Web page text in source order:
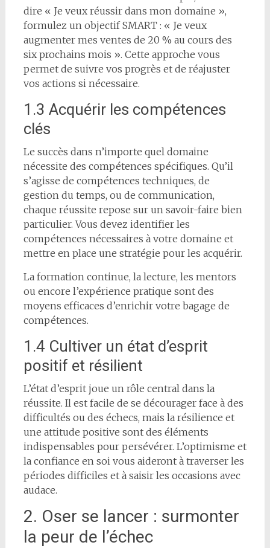
dire « Je veux réussir dans mon domaine »,
formulez un objectif SMART : « Je veux
augmenter mes ventes de 20 % au cours des
six prochains mois ». Cette approche vous
permet de suivre vos progrès et de réajuster
vos actions si nécessaire.
1.3 Acquérir les compétences
clés
Le succès dans n’importe quel domaine
nécessite des compétences spécifiques. Qu’il
s’agisse de compétences techniques, de
gestion du temps, ou de communication,
chaque réussite repose sur un savoir-faire bien
particulier. Vous devez identifier les
compétences nécessaires à votre domaine et
mettre en place une stratégie pour les acquérir.
La formation continue, la lecture, les mentors
ou encore l’expérience pratique sont des
moyens efficaces d’enrichir votre bagage de
compétences.
1.4 Cultiver un état d’esprit
positif et résilient
L’état d’esprit joue un rôle central dans la
réussite. Il est facile de se décourager face à des
difficultés ou des échecs, mais la résilience et
une attitude positive sont des éléments
indispensables pour persévérer. L’optimisme et
la confiance en soi vous aideront à traverser les
périodes difficiles et à saisir les occasions avec
audace.
2. Oser se lancer : surmonter
la peur de l’échec